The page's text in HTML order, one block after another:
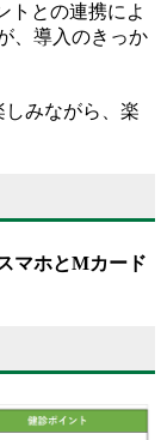
トとの連携によ
、導入のきっか
しみながら、楽
マホとMカード